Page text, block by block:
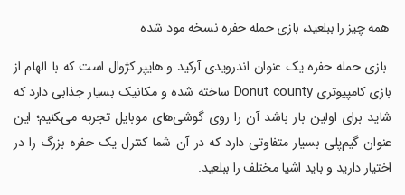
‏ همه چیز را ببلعید، بازی حمله حفره نسخه مود شده
‏ بازی حمله حفره یک عنوان اندرویدی آرکید و هایپر کژوال است که با الهام از
بازی کامپیوتری Donut county ساخته شده و مکانیک بسیار جذابی دارد که
شاید برای اولین بار باشد آن را روی گوشی‌های موبایل تجربه می‌‍کنیم؛ این
عنوان گیم‌پلی بسیار متفاوتی دارد که در آن شما کنترل یک حفره بزرگ را در
اختیار دارید و باید اشیا مختلف را ببلعید.